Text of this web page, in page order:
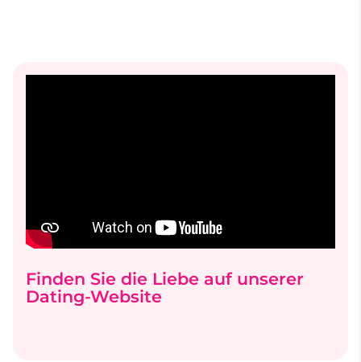
Finden Sie die Liebe auf unserer
Dating-Website